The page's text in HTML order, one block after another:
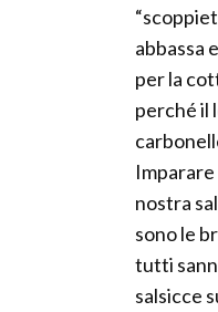
abbassa
per la
perché il
nostra
sono le
tutti
salsicce